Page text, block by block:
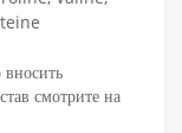
вносить
смотрите на